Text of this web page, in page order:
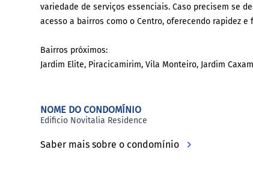
variedade de serviços essenciais. Caso precisem se
acesso a bairros como o Centro, oferecendo rapidez e
Bairros próximos:
Jardim Elite, Piracicamirim, Vila Monteiro, Jardim
NOME DO CONDOMÍNIO
Edificio Novitalia Residence
Saber mais sobre o condomínio